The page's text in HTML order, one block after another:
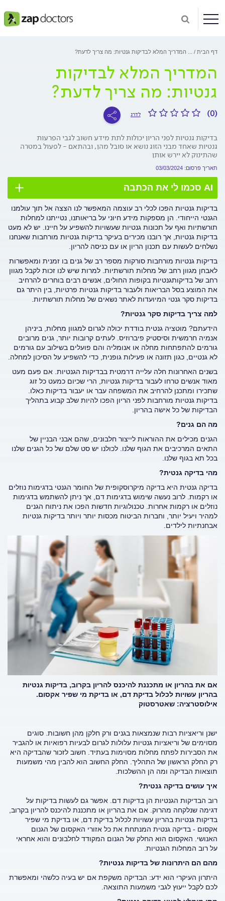
דף הבית המדריך המלא לבדיקות גנטיות: מה צריך לדעת?
המדריך המלא לבדיקות
גנטיות: מה צריך לדעת?
(0) לדרג
בדיקות גנטיות לפני הריון יכולות לתת מידע חשוב לגבי הפרעות
גנטיות שאחד מבני הזוג נושא או סובל מהן, ובהתאם - לפעול במטרה
שהתינוק לא יירש אותן
תאריך פרסום: 03/03/2024
AI סכמו לי את הכתבה
בדיקות גנטיות הפכו לכלי רב עוצמה המאפשר לנו הצצה אל תוך עולמנו
הגנטי הייחודי. הן מספקות מידע חיוני על בריאותנו, נטייתנו למחלות
תורשתיות ואף על תכונות גנטיות שעשויות להשפיע על חיינו. יש לא מעט
בדיקות גנטיות, אך רובנו מכירים בעיקר בדיקות גנטיות מורחבות שאנחנו
נשלחים לעשות עם תכנון הריון או עם כניסה להריון.
בדיקות גנטיות מורחבות סורקות מספר רב של גנים בו זמנית ומאפשרות
לאבחן מגוון רחב של מחלות תורשתיות. למרות שיש לנו זכות לקבל מגוון
רחב של בדיקותגנטיות בקופות החולים, אנשים רבים בוחרים להרחיב
את המוצע בסל הבריאות ולעבור בדיקות גנטיות פרטיות, בין היתר גם
בדיקות סקר גנטי המיועדות לאתר נשאים של מחלות תורשתיות.
למה צריך בדיקות סקר גנטיות?
הידעתם? מוטציה גנטית בודדת יכולה לגרום למגוון מחלות, ביניהן
אנמיה חרמשית וסיסטיק פיברוזיס. לעתים קרובות יותר, גנים מרובים
גורמים להתפתחות מחלה או אנומליה והם פועלים בשילוב עם גורמים
לא גנטיים, כגון תזונה או פעילות גופנית, כדי להשפיע על הסיכון למחלה.
בשנים האחרונות חלה עלייה דרמטית בבדיקות הגנטיות. אם פעם מעט
מאוד אנשים טרחו לעבור בדיקות גנטיות, הרי שכיום כמעט כל זוג
שתכירו ומתכנן להרחיב את המשפחה עבר או יעבור בדיקות כאלו.
בדיקות גנטיות מורחבות לפני הריון הפכו להיות שלב קבוע בתהליך
הבדיקות של כל אישה בהריון.
מה הם גנים?
הגנים מכילים את ההוראות לייצור חלבונים, שהם אבני הבניין של
התאים המרכיבים את הגוף שלנו. לכולנו יש סט שלם של כל הגנים שלנו
בכל תא בגוף שלנו.
מהי בדיקה גנטית?
בדיקה גנטית היא בדיקה מיקרוסקופית של החומר הגנטי בדגימות נוזלים
או רקמות. לרוב נעשה שימוש בדגימות דם, אך ניתן להשתמש בדגימות
נוזלים או רקמות אחרות. טכנולוגיות חדשות הפכו את ניתוח הגנים
למהיר ויעיל יותר, וחברות הביטוח מכסות יותר ויותר בדיקות גנטיות
אבחנתיות לילדים.
אם את בהריון או מתכננת להיכנס להריון בקרוב, בדיקות גנטיות
בהריון עשויות לכלול בדיקת דם, או בדיקת מי שפיר אקסום.
אילוסטרציה: שאטרסטוק
ישנן וריאציות רבות שנמצאות בגנים ורק חלקן מהן חשובות. סוגים
מסוימים של וריאציות גנטיות עלולות לגרום לבעיות רפואיות או להגביר
את הסבירות לפתח מחלות מסוימות בעתיד. חשוב לזכור שהבדיקה היא
רק החלק הראשון של התהליך. החלק החשוב הוא להבין מהי משמעות
תוצאות הבדיקה ומה הן ההשלכות.
איך עושים בדיקה גנטית?
רוב הבדיקות הגנטיות הן בדיקות דם. אפשר גם לעשות בדיקות על
דגימה שנלקחה מהרוק. אם את בהריון או מתכננת להיכנס להריון בקרוב,
בדיקות גנטיות בהריון עשויות לכלול בדיקת דם, או בדיקת מי שפיר
אקסום - בדיקה גנטית המנתחת את כל אזורי האקסום של הגנום
האנושי. האקסום הוא החלק של הגנום המקודד לחלבונים והוא אחראי
על רוב המחלות הגנטיות.
מהם הם היתרונות של בדיקות גנטיות?
היתרון העיקרי הוא ידע: הבדיקה משקפת אם יש בעיה כלשהי ומאפשרת
לכם לקבל ייעוץ לגבי משמעות התוצאה.